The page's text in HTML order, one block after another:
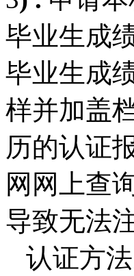
毕业生成
毕业生成
样并加盖
历的认证
网网上查
导致无法
认证方法